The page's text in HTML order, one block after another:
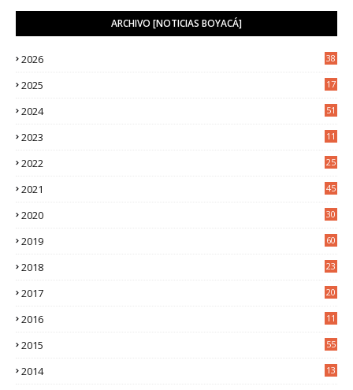
ARCHIVO [NOTICIAS BOYACÁ]
2026 38
2025
17
2024 51
2023
11
2022
25
2021
45
2020
30
2019 60
2018
23
2017
20
2016
11
2015 55
2014
13